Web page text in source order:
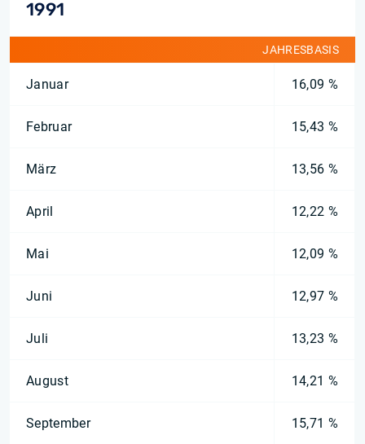
1991
JAHRESBASIS
Januar 16,09 %
Februar 15,43 %
März 13,56 %
April 12,22 %
Mai 12,09 %
Juni 12,97 %
Juli 13,23 %
August 14,21 %
September 15,71 %